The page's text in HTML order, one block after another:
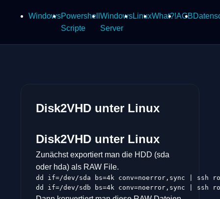
WindowsPowershell
Scripte
Windows
Server
LinuxWhat?!AGB
Disk2VHD unter Linux
Disk2VHD unter Linux
Zunächst exportiert man die HDD (sda
oder hda) als RAW File.
dd if=/dev/sda bs=4k conv=noerror,sync | ssh
dd if=/dev/sdb bs=4k conv=noerror,sync | ssh